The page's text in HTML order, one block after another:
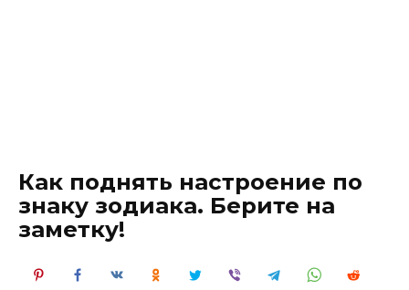
Как поднять настроение по
знаку зодиака. Берите на
заметку!